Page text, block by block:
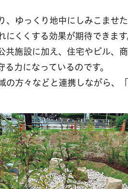
、ゆっくり地中にしみこませ
くくする効果が期待できます
共施設に加え、住宅やビル、
力になっているのです。
の方々などと連携しながら、